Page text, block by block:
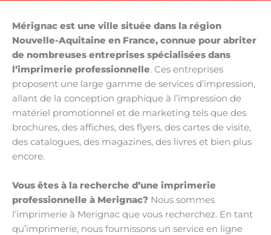
Mérignac est une ville située dans la région
Nouvelle-Aquitaine en France, connue pour abriter
de nombreuses entreprises spécialisées dans
l’imprimerie professionnelle. Ces entreprises
proposent une large gamme de services d’impression,
allant de la conception graphique à l’impression de
matériel promotionnel et de marketing tels que des
brochures, des affiches, des flyers, des cartes de visite,
des catalogues, des magazines, des livres et bien plus
encore.
Vous êtes à la recherche d’une imprimerie
professionnelle à Merignac? Nous sommes
l’imprimerie à Merignac que vous recherchez. En tant
qu’imprimerie, nous fournissons un service en ligne